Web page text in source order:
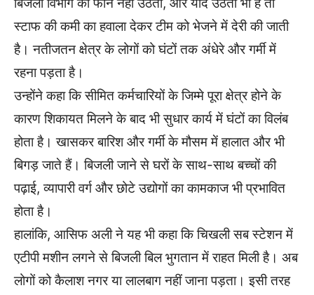
बिजली विभाग का फोन नहीं उठता, और यदि उठता भी है तो
स्टाफ की कमी का हवाला देकर टीम को भेजने में देरी की जाती
है। नतीजतन क्षेत्र के लोगों को घंटों तक अंधेरे और गर्मी में
रहना पड़ता है।
उन्होंने कहा कि सीमित कर्मचारियों के जिम्मे पूरा क्षेत्र होने के
कारण शिकायत मिलने के बाद भी सुधार कार्य में घंटों का विलंब
होता है। खासकर बारिश और गर्मी के मौसम में हालात और भी
बिगड़ जाते हैं। बिजली जाने से घरों के साथ-साथ बच्चों की
पढ़ाई, व्यापारी वर्ग और छोटे उद्योगों का कामकाज भी प्रभावित
होता है।
हालांकि, आसिफ अली ने यह भी कहा कि चिखली सब स्टेशन में
एटीपी मशीन लगने से बिजली बिल भुगतान में राहत मिली है। अब
लोगों को कैलाश नगर या लालबाग नहीं जाना पड़ता। इसी तरह